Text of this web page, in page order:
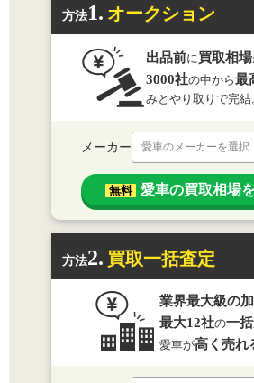
方法1. オークション
出品前に買取相場
3000社の中から最
みとやり取りで完結
メーカー 愛車のメーカーを選択
無料 愛車の買取相場
方法2. 買取一括査定
業界最大級の加
最大12社の一
愛車が高く売れ